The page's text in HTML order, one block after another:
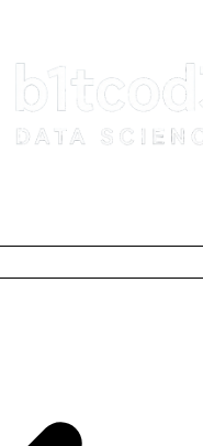
Ciencia de Datos
Programación
Acerca de Mi